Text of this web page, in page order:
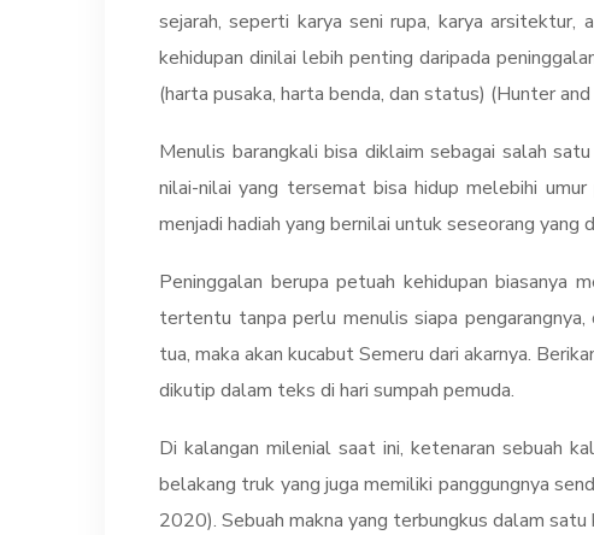
sejarah, seperti karya seni rupa, karya arsitektur,
kehidupan dinilai lebih penting daripada
(harta pusaka, harta benda, dan status) (Hunter
Menulis barangkali bisa diklaim sebagai salah
nilai-nilai yang tersemat bisa hidup melebihi
menjadi hadiah yang bernilai untuk seseorang yang
Peninggalan berupa petuah kehidupan
tertentu tanpa perlu menulis siapa
tua, maka akan kucabut Semeru dari akarnya.
dikutip dalam teks di hari sumpah pemuda.
Di kalangan milenial saat ini, ketenaran sebuah
belakang truk yang juga memiliki panggungnya
2020). Sebuah makna yang terbungkus dalam